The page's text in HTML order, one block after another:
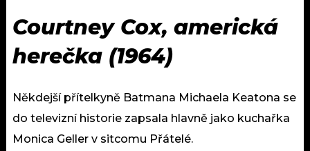
Courtney Cox, americká
herečka (1964)
Někdejší přítelkyně Batmana Michaela Keatona se
do televizní historie zapsala hlavně jako kuchařka
Monica Geller v sitcomu Přátelé.